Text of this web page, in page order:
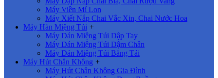
Máy Viền Mí Lon
Máy Xiết Nắp Chai Vắc Xin, Chai Nước Hoa
Máy Hàn Miệng Túi +
Máy Dán Miệng Túi Dập Tay
Máy Dán Miệng Túi Dậm Chân
Máy Dán Miệng Túi Băng Tải
Máy Hút Chân Không +
Máy Hút Chân Không Gia Đình